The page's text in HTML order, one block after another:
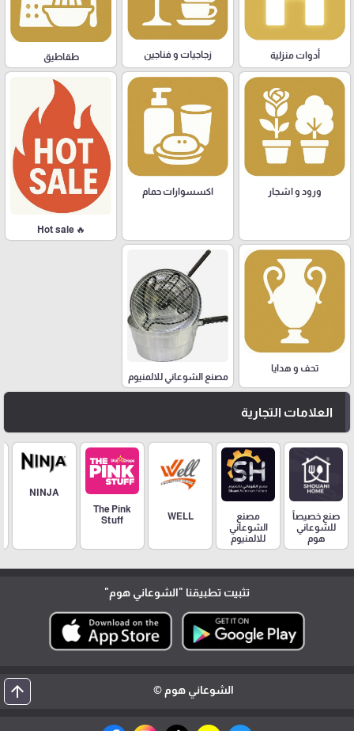
أدوات منزلية زجاجيات و فناجين طقاطيق
ورود و اشجار اكسسوارات حمام
🔥 Hot sale
تحف و هدايا
مصنع الشوعاني للالمنيوم
العلامات التجارية
صنع خصيصاً
للشوعاني
هوم
مصنع
الشوعاني
للالمنيوم
WELL
The Pink
Stuff
NINJA
تثبيت تطبيقنا "الشوعاني هوم"
الشوعاني هوم © arrow_upward